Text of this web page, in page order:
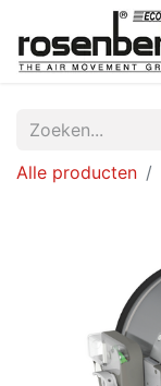
Alle producten